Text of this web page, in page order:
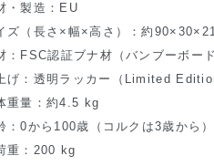
・製造：EU
ズ（長さ×幅×高さ）：約
：FSC認証ブナ材（バンブーボー
げ：透明ラッカー（Limited
重量：約4.5 kg
：0から100歳（コルクは3歳から）
重：200 kg